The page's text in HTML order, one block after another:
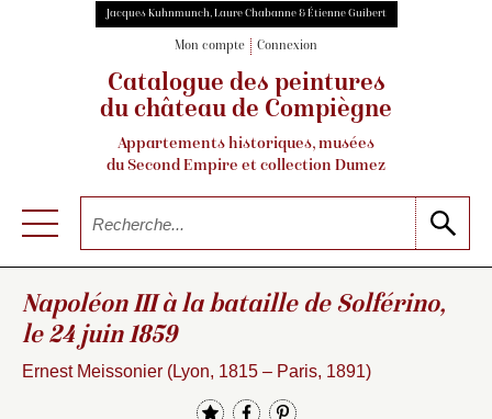
Jacques Kuhnmunch, Laure Chabanne & Étienne Guibert
Mon compte Connexion
Catalogue des peintures
du château de Compiègne
Appartements historiques, musées
du Second Empire et collection Dumez
Napoléon III à la bataille de Solférino,
le 24 juin 1859
Ernest Meissonier (Lyon, 1815 – Paris, 1891)